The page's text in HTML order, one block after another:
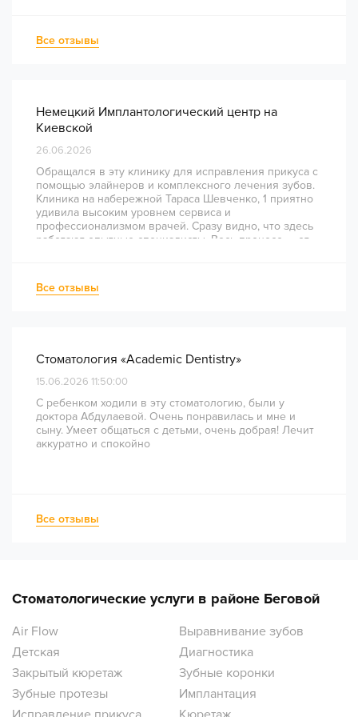
Все отзывы
Немецкий Имплантологический центр на
Киевской
26.06.2026
Обращался в эту клинику для исправления прикуса с
помощью элайнеров и комплексного лечения зубов.
Клиника на набережной Тараса Шевченко, 1 приятно
удивила высоким уровнем сервиса и
профессионализмом врачей. Сразу видно, что здесь
работают опытные специалисты. Весь процесс — от
непростое перелечивание каналов прошло
комфортно и безболезненно. Рекомендую всем, кто
Все отзывы
Стоматология «Academic Dentistry»
15.06.2026 11:50:00
С ребенком ходили в эту стоматологию, были у
доктора Абдулаевой. Очень понравилась и мне и
сыну. Умеет общаться с детьми, очень добрая! Лечит
аккуратно и спокойно
Все отзывы
Стоматологические услуги в районе Беговой
Air Flow
Выравнивание зубов
Детская
Диагностика
Закрытый кюретаж
Зубные коронки
Зубные протезы
Имплантация